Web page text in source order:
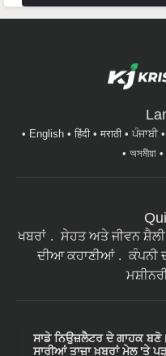
English हिंदी मराठी ਪੰਜਾਬੀ
অসমীয়া
ਖਬਰਾਂ ਸੇਹਤ ਅਤੇ ਜੀਵਨ ਸ਼ੈਲੀ
ਦੀਆ ਕਹਾਣੀਆਂ
ਕੰਪਨੀ
ਸਾਡੇ ਨਿਉਜ਼ਲੈਟਰ ਦੇ ਗਾਹਕ
ਸਾਰੀਆਂ ਤਾਜ਼ਾ ਖ਼ਬਰਾਂ ਮੇਲ 'ਤੇ